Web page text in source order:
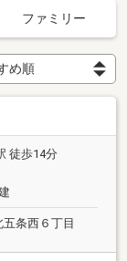
ファミリー
徒歩14分
条西６丁目